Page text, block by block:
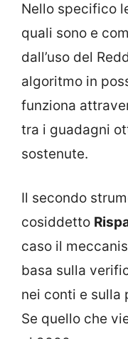
Nello specifico
quali sono e
dall’uso del
algoritmo in
funziona
tra i guadagni
sostenute.
Il secondo
cosiddetto
caso il
basa sulla
nei conti e sulla
Se quello che